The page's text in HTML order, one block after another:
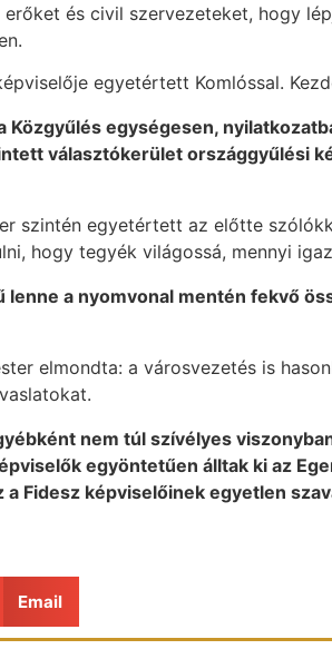
és civil szervezeteket, hogy
egyetértett Komlóssal.
Közgyűlés egységesen,
választókerület országgyűlési
szintén egyetértett az előtte
hogy tegyék világossá, mennyi
lenne a nyomvonal mentén fekvő
elmondta: a városvezetés is
nem túl szívélyes
egyöntetűen álltak ki az
a Fidesz képviselőinek egyetlen
Email